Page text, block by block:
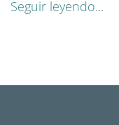
Seguir leyendo...